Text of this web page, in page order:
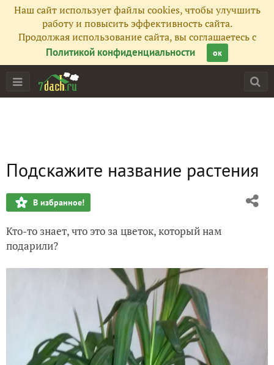
Наш сайт использует файлы cookies, чтобы улучшить
работу и повысить эффективность сайта.
Продолжая использование сайта, вы соглашаетесь с
Политикой конфиденциальности
ок
Подскажите название растения
В избранное!
Кто-то знает, что это за цветок, который нам
подарили?